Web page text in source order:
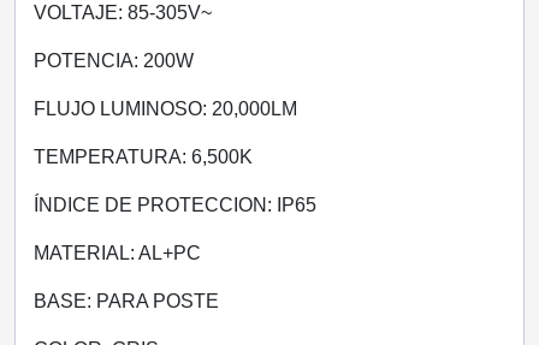
VOLTAJE: 85-305V~
POTENCIA: 200W
FLUJO LUMINOSO: 20,000LM
TEMPERATURA: 6,500K
ÍNDICE DE PROTECCION: IP65
MATERIAL: AL+PC
BASE: PARA POSTE